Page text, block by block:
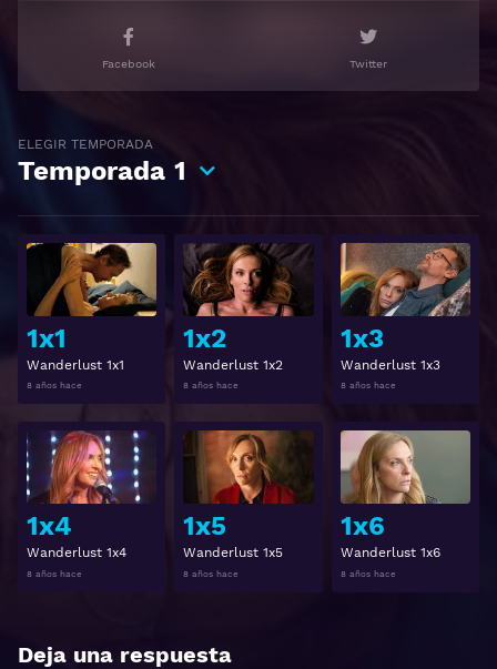
Facebook Twitter
ELEGIR TEMPORADA
Temporada 1
1x1
Wanderlust 1x1
8 años hace
Ver
1x2
Wanderlust 1x2
8 años hace
Ver
1x3
Wanderlust 1x3
8 años hace
1x4
Wanderlust 1x4
8 años hace
Ver
1x5
Wanderlust 1x5
8 años hace
Ver
1x6
Wanderlust 1x6
8 años hace
Deja una respuesta